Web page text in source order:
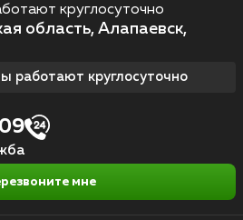
круглосуточно
область, Алапаевск,
работают круглосуточно
мне